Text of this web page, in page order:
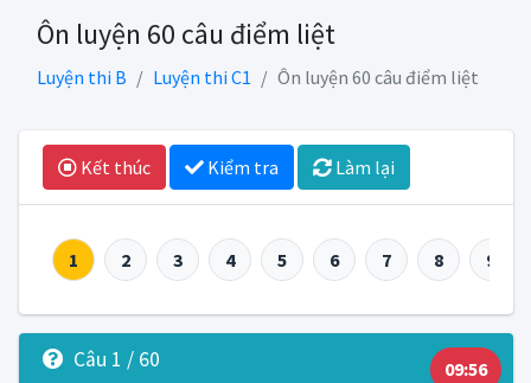
Ôn luyện 60 câu điểm liệt
Luyện thi B Luyện thi C1 Ôn luyện 60 câu điểm liệt
Kết thúc Kiểm tra Làm lại
1 2 3 4 5 6 7 8 9
Câu 1 / 60 09:56